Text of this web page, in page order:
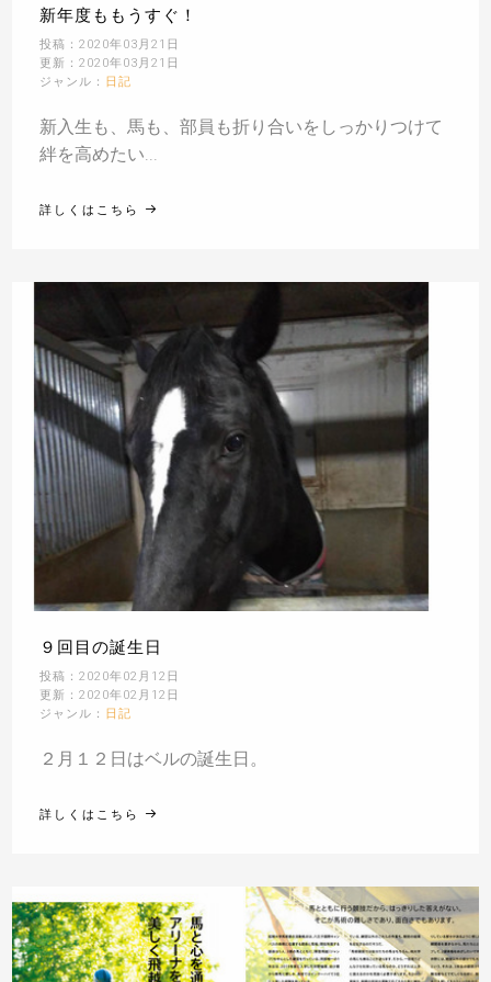
新年度ももうすぐ！
投稿：2020年03月21日
更新：2020年03月21日
ジャンル： 日記
新入生も、馬も、部員も折り合いをしっかりつけて
絆を高めたい...
詳しくはこちら
９回目の誕生日
投稿：2020年02月12日
更新：2020年02月12日
ジャンル： 日記
２月１２日はベルの誕生日。
詳しくはこちら